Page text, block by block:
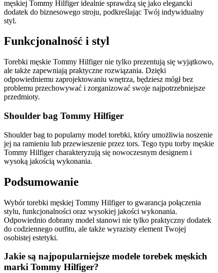
męskiej Tommy Hilfiger idealnie sprawdzą się jako elegancki
dodatek do biznesowego stroju, podkreślając Twój indywidualny
styl.
Funkcjonalność i styl
Torebki męskie Tommy Hilfiger nie tylko prezentują się wyjątkowo,
ale także zapewniają praktyczne rozwiązania. Dzięki
odpowiedniemu zaprojektowaniu wnętrza, będziesz mógł bez
problemu przechowywać i zorganizować swoje najpotrzebniejsze
przedmioty.
Shoulder bag Tommy Hilfiger
Shoulder bag to popularny model torebki, który umożliwia noszenie
jej na ramieniu lub przewieszenie przez tors. Tego typu torby męskie
Tommy Hilfiger charakteryzują się nowoczesnym designem i
wysoką jakością wykonania.
Podsumowanie
Wybór torebki męskiej Tommy Hilfiger to gwarancja połączenia
stylu, funkcjonalności oraz wysokiej jakości wykonania.
Odpowiednio dobrany model stanowi nie tylko praktyczny dodatek
do codziennego outfitu, ale także wyrazisty element Twojej
osobistej estetyki.
Jakie są najpopularniejsze modele torebek męskich
marki Tommy Hilfiger?